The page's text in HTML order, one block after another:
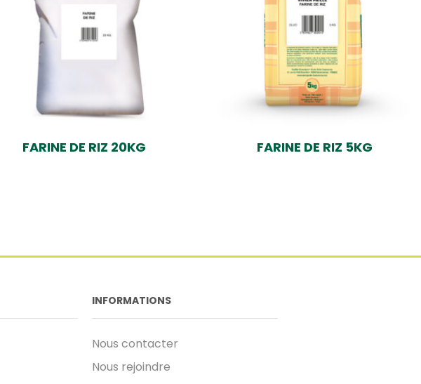
FARINE DE RIZ 20KG FARINE DE RIZ 5KG
INFORMATIONS
Nous contacter
Nous rejoindre